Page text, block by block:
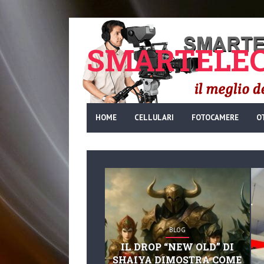
HOME CELLULARI FOTOCAMERE
BLOG
IL DROP “NEW OLD” DI
SHAIYA DIMOSTRA COME